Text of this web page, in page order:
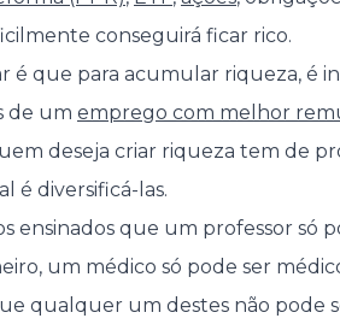
conseguirá ficar rico.
que para acumular riqueza, é
de um emprego com melhor
deseja criar riqueza tem de
é diversificá-las.
ensinados que um professor só
um médico só pode ser
qualquer um destes não pode